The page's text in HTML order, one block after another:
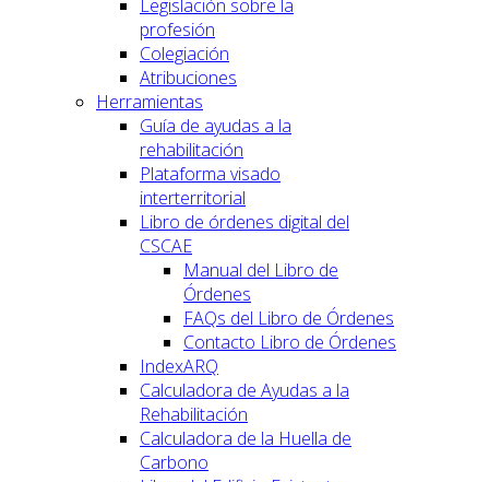
Legislación sobre la
profesión
Colegiación
Atribuciones
Herramientas
Guía de ayudas a la
rehabilitación
Plataforma visado
interterritorial
Libro de órdenes digital del
CSCAE
Manual del Libro de
Órdenes
FAQs del Libro de Órdenes
Contacto Libro de Órdenes
IndexARQ
Calculadora de Ayudas a la
Rehabilitación
Calculadora de la Huella de
Carbono